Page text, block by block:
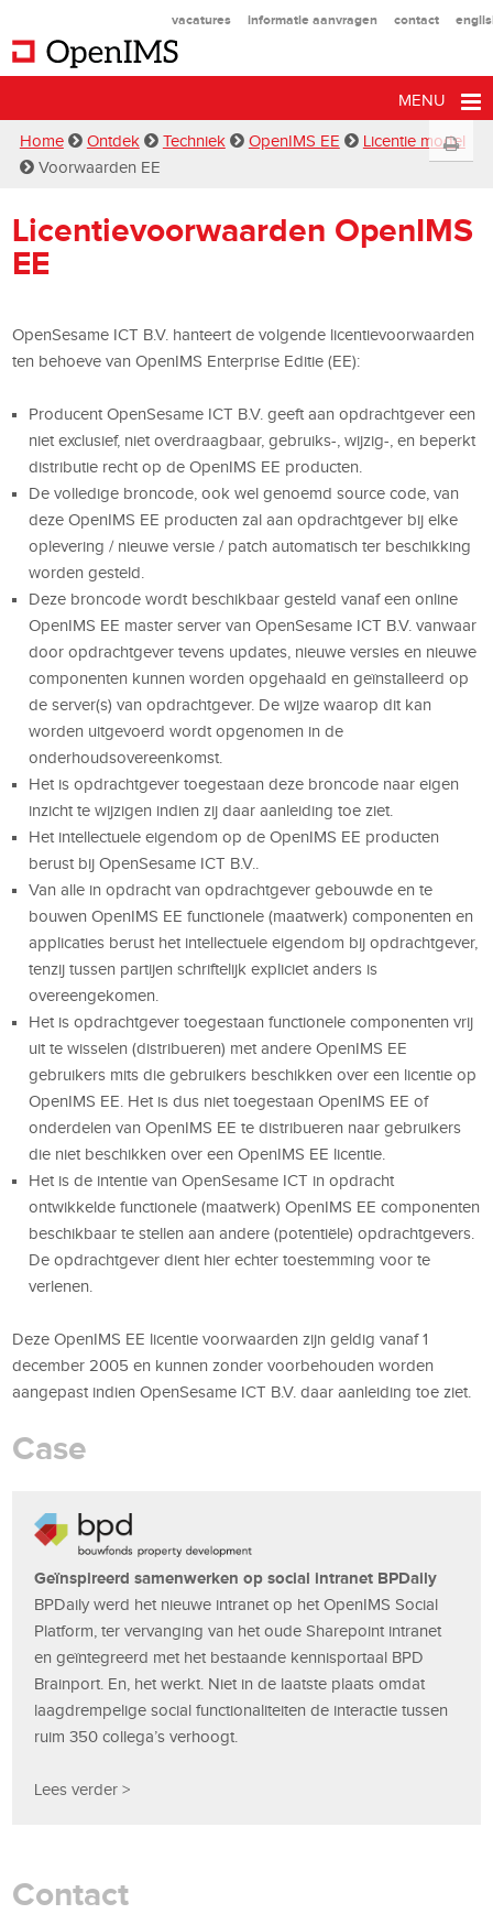
vacatures informatie aanvragen contact
MENU
Home Ontdek Techniek OpenIMS EE
Licentie model
Voorwaarden EE
Licentievoorwaarden OpenIMS
EE
OpenSesame ICT B.V. hanteert de volgende licentievoorwaarden
ten behoeve van OpenIMS Enterprise Editie (EE):
Producent OpenSesame ICT B.V. geeft aan opdrachtgever een
niet exclusief, niet overdraagbaar, gebruiks-, wijzig-, en beperkt
distributie recht op de OpenIMS EE producten.
De volledige broncode, ook wel genoemd source code, van
deze OpenIMS EE producten zal aan opdrachtgever bij elke
oplevering / nieuwe versie / patch automatisch ter beschikking
worden gesteld.
Deze broncode wordt beschikbaar gesteld vanaf een online
OpenIMS EE master server van OpenSesame ICT B.V. vanwaar
door opdrachtgever tevens updates, nieuwe versies en nieuwe
componenten kunnen worden opgehaald en geïnstalleerd op
de server(s) van opdrachtgever. De wijze waarop dit kan
worden uitgevoerd wordt opgenomen in de
onderhoudsovereenkomst.
Het is opdrachtgever toegestaan deze broncode naar eigen
inzicht te wijzigen indien zij daar aanleiding toe ziet.
Het intellectuele eigendom op de OpenIMS EE producten
berust bij OpenSesame ICT B.V..
Van alle in opdracht van opdrachtgever gebouwde en te
bouwen OpenIMS EE functionele (maatwerk) componenten en
applicaties berust het intellectuele eigendom bij opdrachtgever,
tenzij tussen partijen schriftelijk expliciet anders is
overeengekomen.
Het is opdrachtgever toegestaan functionele componenten vrij
uit te wisselen (distribueren) met andere OpenIMS EE
gebruikers mits die gebruikers beschikken over een licentie op
OpenIMS EE. Het is dus niet toegestaan OpenIMS EE of
onderdelen van OpenIMS EE te distribueren naar gebruikers
die niet beschikken over een OpenIMS EE licentie.
Het is de intentie van OpenSesame ICT in opdracht
ontwikkelde functionele (maatwerk) OpenIMS EE componenten
beschikbaar te stellen aan andere (potentiële) opdrachtgevers.
De opdrachtgever dient hier echter toestemming voor te
verlenen.
Deze OpenIMS EE licentie voorwaarden zijn geldig vanaf 1
december 2005 en kunnen zonder voorbehouden worden
aangepast indien OpenSesame ICT B.V. daar aanleiding toe ziet.
Case
Geïnspireerd samenwerken op social intranet BPDaily
BPDaily werd het nieuwe intranet op het OpenIMS Social
Platform, ter vervanging van het oude Sharepoint intranet
en geïntegreerd met het bestaande kennisportaal BPD
Brainport. En, het werkt. Niet in de laatste plaats omdat
laagdrempelige social functionaliteiten de interactie tussen
ruim 350 collega’s verhoogt.
Lees verder >
Contact